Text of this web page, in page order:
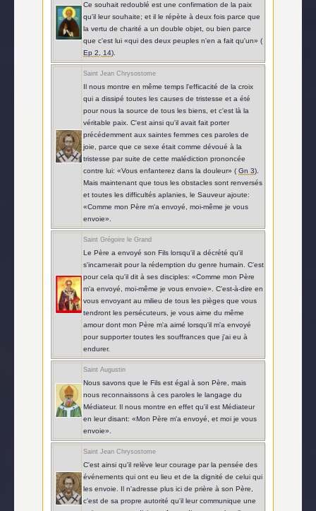
Ce souhait redoublé est une confirmation de la paix
qu'il leur souhaite; et il le répète à deux fois parce que
la vertu de charité a un double objet, ou bien parce
que c'est lui «qui des deux peuples n'en a fait qu'un» (
Ep 2, 14).
Saint Jean Chrysostome
Il nous montre en même temps l'efficacité de la croix
qui a dissipé toutes les causes de tristesse et a été
pour nous la source de tous les biens, et c'est là la
véritable paix. C'est ainsi qu'il avait fait porter
précédemment aux saintes femmes ces paroles de
joie, parce que ce sexe était comme dévoué à la
tristesse par suite de cette malédiction prononcée
contre lui: «Vous enfanterez dans la douleur» ( Gn 3).
Mais maintenant que tous les obstacles sont renversés
et toutes les difficultés aplanies, le Sauveur ajoute:
«Comme mon Père m'a envoyé, moi-même je vous
envoie».
Saint Grégoire le Grand
Le Père a envoyé son Fils lorsqu'il a décrété qu'il
s'incarnerait pour la rédemption du genre humain. C'est
pour cela qu'il dit à ses disciples: «Comme mon Père
m'a envoyé, moi-même je vous envoie». C'est-à-dire en
vous envoyant au milieu de tous les pièges que vous
tendront les persécuteurs, je vous aime du même
amour dont mon Père m'a aimé lorsqu'il m'a envoyé
pour supporter toutes les souffrances que j'ai eu à
endurer.
Saint Augustin
Nous savons que le Fils est égal à son Père, mais
nous reconnaissons à ces paroles le langage du
Médiateur. Il nous montre en effet qu'il est Médiateur
en leur disant: «Mon Père m'a envoyé, et moi je vous
envoie».
Saint Jean Chrysostome
C'est ainsi qu'il relève leur courage par la pensée des
événements qui ont eu lieu et de la dignité de celui qui
les envoie. Il n'adresse plus ici de prière à son Père,
c'est de sa propre autorité qu'il leur communique une